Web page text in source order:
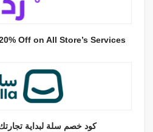
Off on All Store’s Services
كود خصم سلة لبداية تجارتك